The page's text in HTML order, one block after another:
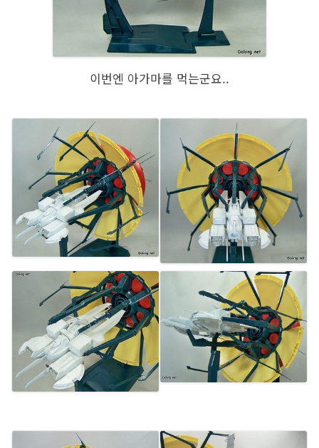
이번엔 아가마를 먹는군요..